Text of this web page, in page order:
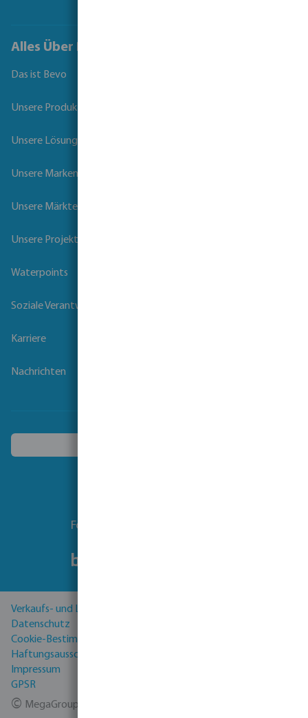
Alles Über Bevo
Das ist Bevo
Unsere Produkte
Unsere Lösungen
Unsere Marken
Unsere Märkte
Unsere Projekte
Waterpoints
Soziale Verantwortung der Unternehmen
Karriere
Nachrichten
Folgen Sie uns
Verkaufs- und Lieferbedingungen
Datenschutz
Cookie-Bestimmungen
Haftungsausschluss
Impressum
GPSR
© MegaGroup Trade 2026